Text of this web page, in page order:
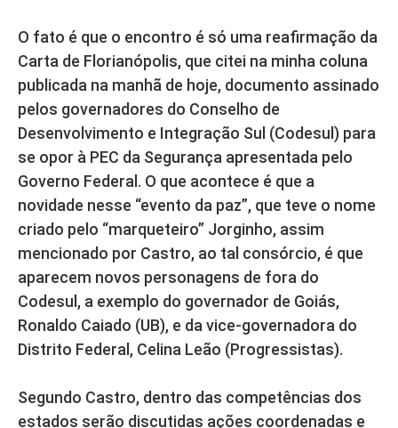
O fato é que o encontro é só uma reafirmação da
Carta de Florianópolis, que citei na minha coluna
publicada na manhã de hoje, documento assinado
pelos governadores do Conselho de
Desenvolvimento e Integração Sul (Codesul) para
se opor à PEC da Segurança apresentada pelo
Governo Federal. O que acontece é que a
novidade nesse “evento da paz”, que teve o nome
criado pelo “marqueteiro” Jorginho, assim
mencionado por Castro, ao tal consórcio, é que
aparecem novos personagens de fora do
Codesul, a exemplo do governador de Goiás,
Ronaldo Caiado (UB), e da vice-governadora do
Distrito Federal, Celina Leão (Progressistas).
Segundo Castro, dentro das competências dos
estados serão discutidas ações coordenadas e